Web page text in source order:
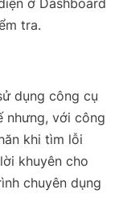
ở Dashboard
tra.
dụng công cụ
nhưng, với công
khi tìm lỗi
khuyên cho
chuyên dụng